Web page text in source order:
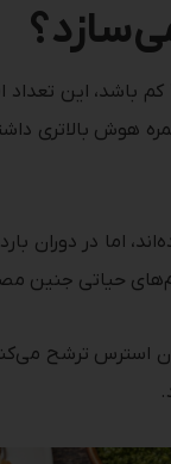
مادرانشان هفته‌ای دو وعده ماهی
اما در دوران
حیاتی جنین
ترشح